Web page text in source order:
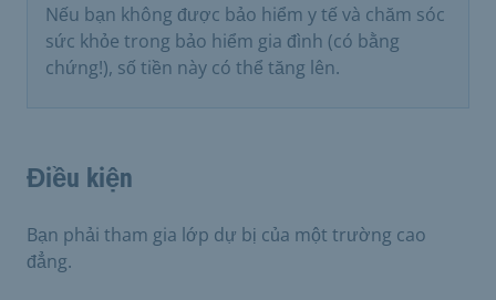
Nếu bạn không được bảo hiểm y tế và chăm sóc
sức khỏe trong bảo hiểm gia đình (có bằng
chứng!), số tiền này có thể tăng lên.
Điều kiện
Bạn phải tham gia lớp dự bị của một trường cao
đẳng.